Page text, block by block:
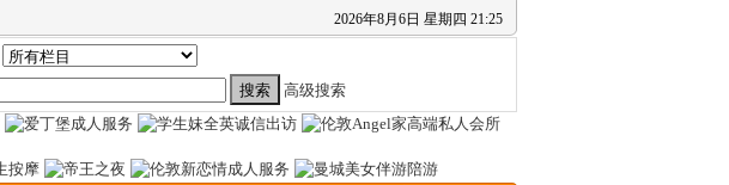
2026年8月 6日 星期四 21:25
高级搜索